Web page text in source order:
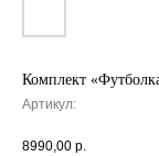
Комплект
Артикул:
8990,00 р.